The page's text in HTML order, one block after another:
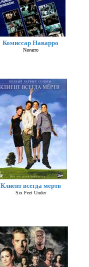
Комиссар Наварро
Navarro
Клиент всегда мертв
Six Feet Under